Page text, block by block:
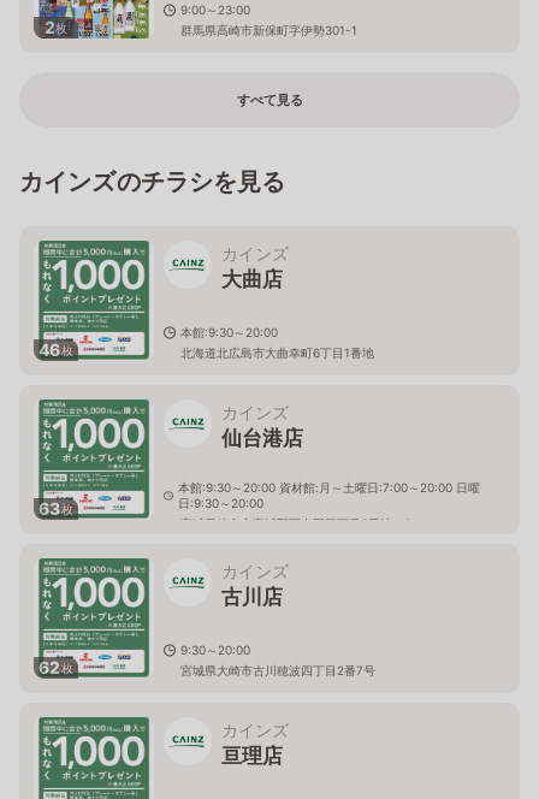
2枚
9:00～23:00
群馬県高崎市新保町字伊勢301-1
すべて見る
カインズのチラシを見る
46枚
カインズ
大曲店
本館:9:30～20:00
北海道北広島市大曲幸町6丁目1番地
63枚
カインズ
仙台港店
本館:9:30～20:00 資材館:月～土曜日:7:00～20:00 日曜
日:9:30～20:00
宮城県仙台市宮城野区中野三丁目5番地の6
62枚
カインズ
古川店
9:30～20:00
宮城県大崎市古川穂波四丁目2番7号
カインズ
亘理店